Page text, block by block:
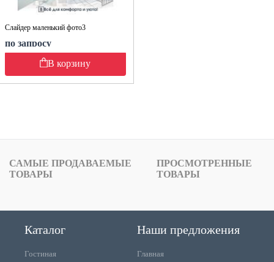
Слайдер маленький фото3
по запросу
В корзину
САМЫЕ ПРОДАВАЕМЫЕ
ТОВАРЫ
ПРОСМОТРЕННЫЕ
ТОВАРЫ
Каталог
Гостиная
Наши предложения
Главная